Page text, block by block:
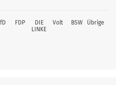
FDP
DIE
LINKE
Volt BSW Übrige